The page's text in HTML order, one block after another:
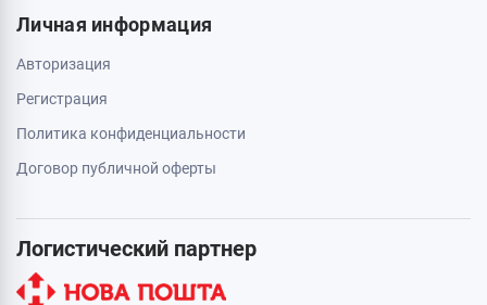
Личная информация
Авторизация
Регистрация
Политика конфиденциальности
Договор публичной оферты
Логистический партнер